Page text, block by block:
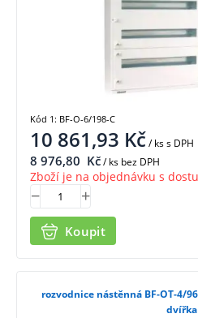
10 861,93 Kč/ kss DPH
8 976,80 Kč/ ks bez DPH
Zboží je na objednávku s
Koupit
Kód 1: BF-O-6/198-C
rozvodnice nástěnná BF-OT-4/
dvířka